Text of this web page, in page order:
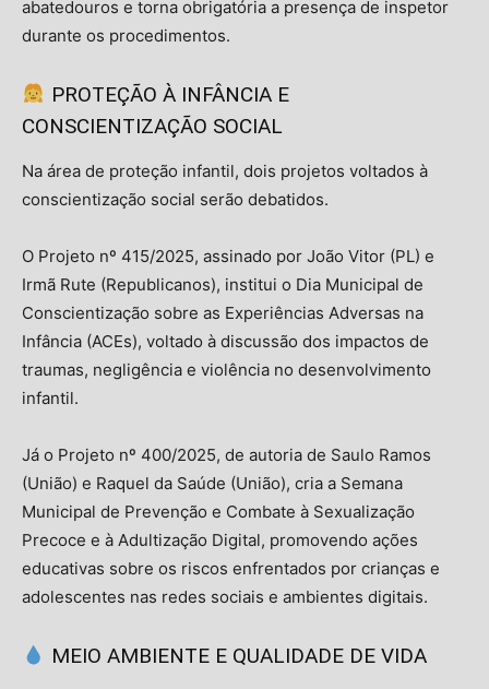
abatedouros e torna obrigatória a presença de inspetor
durante os procedimentos.
PROTEÇÃO À INFÂNCIA E
CONSCIENTIZAÇÃO SOCIAL
Na área de proteção infantil, dois projetos voltados à
conscientização social serão debatidos.
O Projeto nº 415/2025, assinado por João Vitor (PL) e
Irmã Rute (Republicanos), institui o Dia Municipal de
Conscientização sobre as Experiências Adversas na
Infância (ACEs), voltado à discussão dos impactos de
traumas, negligência e violência no desenvolvimento
infantil.
Já o Projeto nº 400/2025, de autoria de Saulo Ramos
(União) e Raquel da Saúde (União), cria a Semana
Municipal de Prevenção e Combate à Sexualização
Precoce e à Adultização Digital, promovendo ações
educativas sobre os riscos enfrentados por crianças e
adolescentes nas redes sociais e ambientes digitais.
MEIO AMBIENTE E QUALIDADE DE VIDA